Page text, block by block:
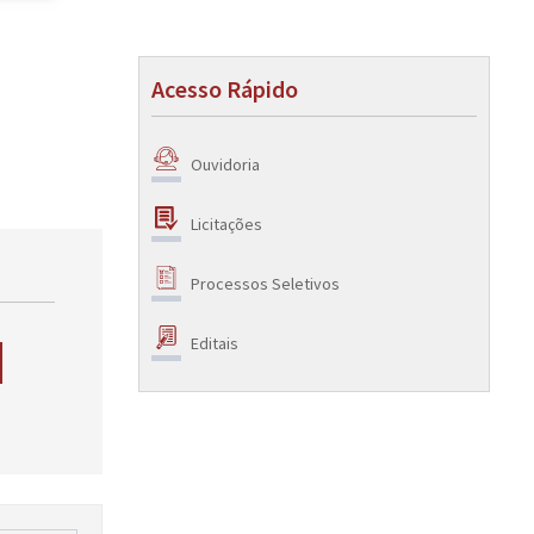
Acesso Rápido
Ouvidoria
Licitações
Processos Seletivos
Editais